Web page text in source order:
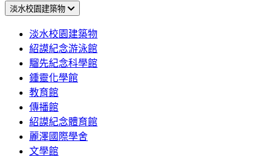
淡水校園建築物
淡水校園建築物
紹謨紀念游泳館
騮先紀念科學館
鍾靈化學館
教育館
傳播館
紹謨紀念體育館
麗澤國際學舍
文學館